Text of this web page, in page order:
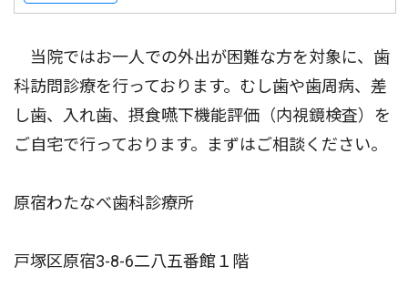
当院ではお一人での外出が困難な方を対象に、歯
科訪問診療を行っております。むし歯や歯周病、差
し歯、入れ歯、摂食嚥下機能評価（内視鏡検査）を
ご自宅で行っております。まずはご相談ください。
原宿わたなべ歯科診療所
戸塚区原宿3-8-6二八五番館１階